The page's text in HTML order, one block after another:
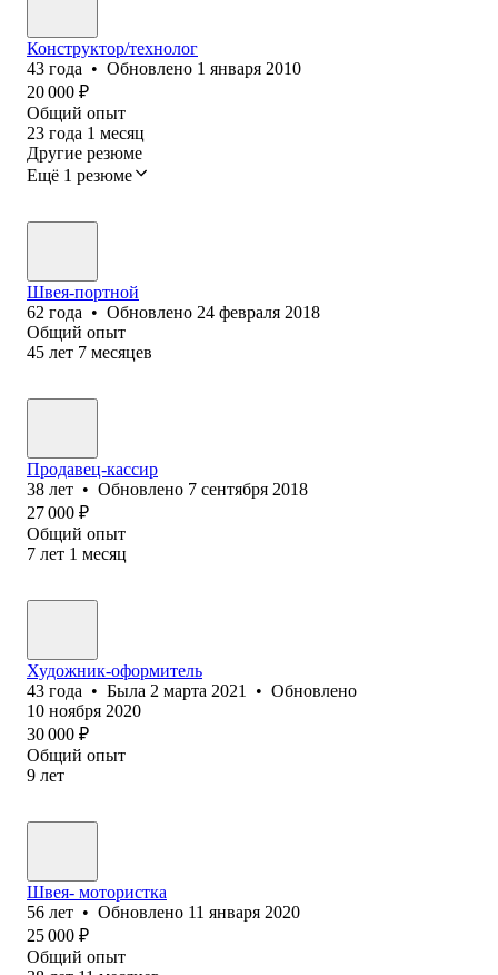
Конструктор/технолог
43 года • Обновлено 1 января 2010
20 000 ₽
Общий опыт
23 года 1 месяц
Другие резюме
Ещё 1 резюме
Швея-портной
62 года • Обновлено 24 февраля 2018
Общий опыт
45 лет 7 месяцев
Продавец-кассир
38 лет • Обновлено 7 сентября 2018
27 000 ₽
Общий опыт
7 лет 1 месяц
Художник-оформитель
43 года • Была 2 марта 2021 • Обновлено
10 ноября 2020
30 000 ₽
Общий опыт
9 лет
Швея- мотористка
56 лет • Обновлено 11 января 2020
25 000 ₽
Общий опыт